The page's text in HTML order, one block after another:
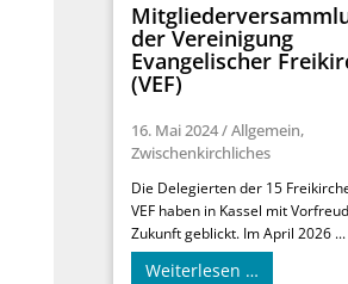
der Vereinigung
Evangelischer
(VEF)
16. Mai 2024/Allgemein,
Zwischenkirchliches
Die Delegierten der 15
VEF haben in Kassel mit
Zukunft geblickt. Im April 2026 ...
Weiterlesen …